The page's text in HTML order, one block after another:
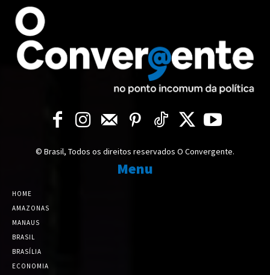
© Brasil, Todos os direitos reservados O Convergente.
Menu
HOME
AMAZONAS
MANAUS
BRASIL
BRASÍLIA
ECONOMIA